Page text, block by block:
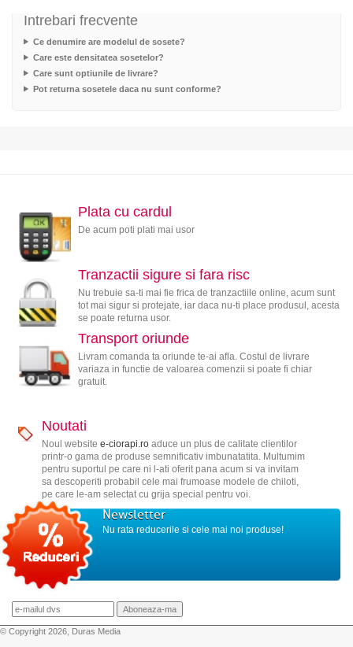
Intrebari frecvente
Ce denumire are modelul de sosete?
Care este densitatea sosetelor?
Care sunt optiunile de livrare?
Pot returna sosetele daca nu sunt conforme?
Plata cu cardul
De acum poti plati mai usor
Tranzactii sigure si fara risc
Nu trebuie sa-ti mai fie frica de tranzactiile online, acum sunt
tot mai sigur si protejate, iar daca nu-ti place produsul, acesta
se poate returna usor.
Transport oriunde
Livram comanda ta oriunde te-ai afla. Costul de livrare
variaza in functie de valoarea comenzii si poate fi chiar
gratuit.
Noutati
Noul website e-ciorapi.roaduce un plus de calitate clientilor
printr-o gama de produse semnificativ imbunatatita. Multumim
pentru suportul pe care ni l-ati oferit pana acum si va invitam
sa descoperiti probabil cele mai frumoase modele de chiloti,
pe care le-am selectat cu grija special pentru voi.
Newsletter
Nu rata reducerile si cele mai noi produse!
© Copyright 2026, Duras Media